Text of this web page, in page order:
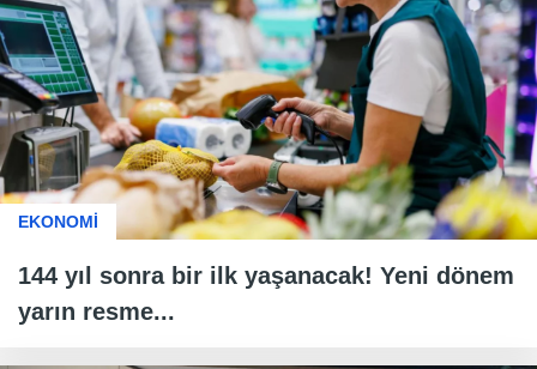
EKONOMİ
144 yıl sonra bir ilk yaşanacak! Yeni dönem
yarın resme...